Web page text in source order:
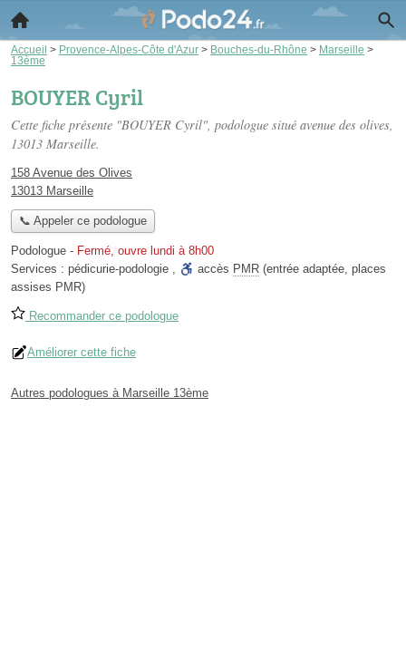
Accueil > Provence-Alpes-Côte d'Azur > Bouches-du-Rhône > Marseille >
13ème
BOUYER Cyril
Cette fiche présente "BOUYER Cyril", podologue situé avenue des olives,
13013 Marseille.
158 Avenue des Olives
13013 Marseille
📞 Appeler ce podologue
Podologue - Fermé, ouvre lundi à 8h00
Services : pédicurie-podologie , accès PMR (entrée adaptée, places
assises PMR)
Recommander ce podologue
Améliorer cette fiche
Autres podologues à Marseille 13ème